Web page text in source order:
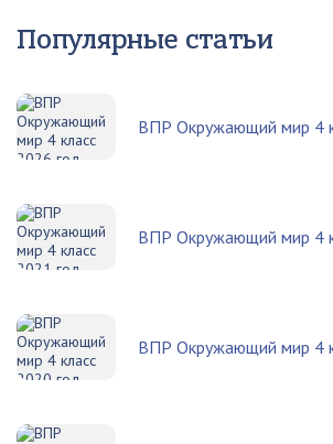
Популярные статьи
ВПР Окружающий мир 4
ВПР Окружающий мир 4
ВПР Окружающий мир 4